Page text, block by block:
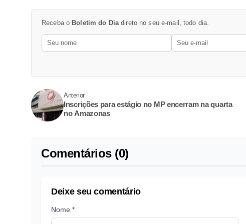
Receba o Boletim do Dia direto no seu e-mail, todo dia.
Anterior
Inscrições para estágio no MP encerram na quarta
no Amazonas
Comentários (0)
Deixe seu comentário
Nome *